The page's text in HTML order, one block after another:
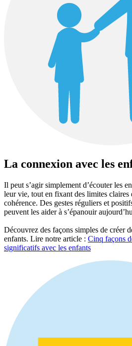
La connexion avec les
Il peut s’agir simplement d’écouter les
leur vie, tout en fixant des limites claires
cohérence. Des gestes réguliers et
peuvent les aider à s’épanouir
Découvrez des façons simples de créer
enfants. Lire notre article : Cinq façons
significatifs avec les enfants